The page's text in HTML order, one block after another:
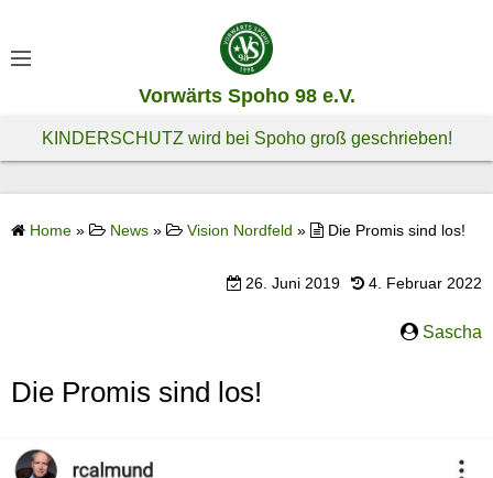
Vorwärts Spoho 98 e.V.
KINDERSCHUTZ wird bei Spoho groß geschrieben!
Home » News » Vision Nordfeld » Die Promis sind los!
26. Juni 2019 4. Februar 2022
Sascha
Die Promis sind los!